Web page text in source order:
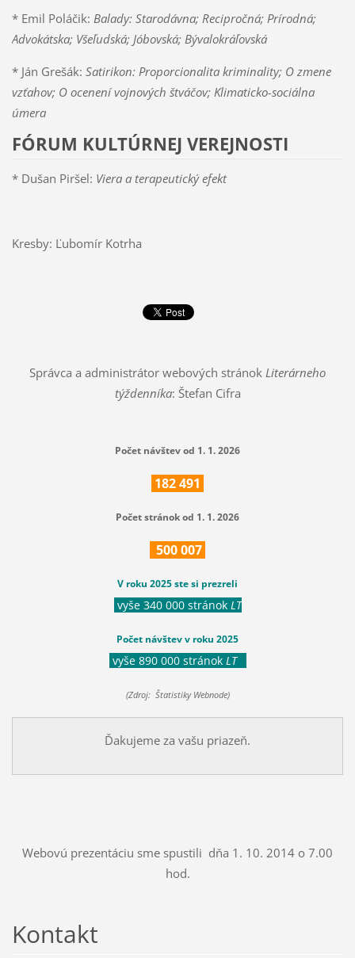
* Emil Poláčik: Balady: Starodávna; Recipročná; Prírodná;
Advokátska; Všeľudská; Jóbovská; Bývalokráľovská
* Ján Grešák: Satirikon: Proporcionalita kriminality; O zmene
vzťahov; O ocenení vojnových štváčov; Klimaticko-sociálna
úmera
FÓRUM KULTÚRNEJ VEREJNOSTI
* Dušan Piršel: Viera a terapeutický efekt
Kresby: Ľubomír Kotrha
Správca a administrátor webových stránok Literárneho
týždenníka: Štefan Cifra
Počet návštev od 1. 1. 2026
182491
Počet stránok od 1. 1. 2026
500007
V roku 2025 ste si prezreli
vyše 340 000 stránok LT
Počet návštev v roku 2025
vyše 890 000 stránok LT
(Zdroj: Štatistiky Webnode)
Ďakujeme za vašu priazeň.
Webovú prezentáciu sme spustili dňa 1. 10. 2014 o 7.00
hod.
Kontakt